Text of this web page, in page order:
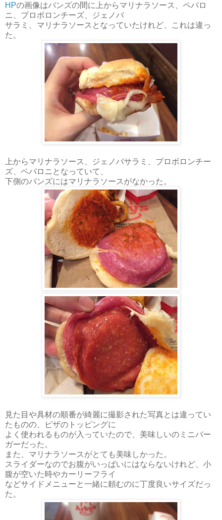
HPの画像はバンズの間に上からマリナラソース、ペパロ
ニ、プロボロンチーズ、ジェノバ
サラミ、マリナラソースとなっていたけれど、これは違っ
た。
上からマリナラソース、ジェノバサラミ、プロボロンチー
ズ、ペパロニとなっていて、
下側のバンズにはマリナラソースがなかった。
見た目や具材の順番が綺麗に撮影された写真とは違ってい
たものの、ピザのトッピングに
よく使われるものが入っていたので、美味しいのミニバー
ガーだった。
また、マリナラソースがとても美味しかった。
スライダーなのでお腹がいっぱいにはならないけれど、小
腹が空いた時やカーリーフライ
などサイドメニューと一緒に頼むのに丁度良いサイズだっ
た。